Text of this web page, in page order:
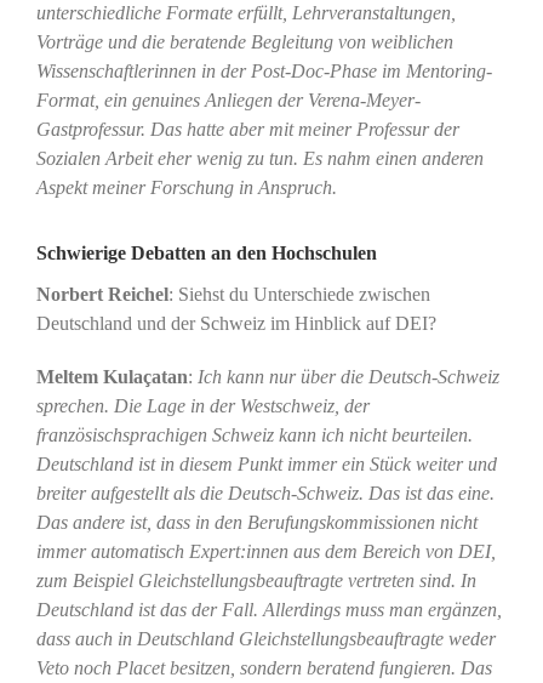
unterschiedliche Formate erfüllt, Lehrveranstaltungen,
Vorträge und die beratende Begleitung von weiblichen
Wissenschaftlerinnen in der Post-Doc-Phase im Mentoring-
Format, ein genuines Anliegen der Verena-Meyer-
Gastprofessur. Das hatte aber mit meiner Professur der
Sozialen Arbeit eher wenig zu tun. Es nahm einen anderen
Aspekt meiner Forschung in Anspruch.
Schwierige Debatten an den Hochschulen
Norbert Reichel: Siehst du Unterschiede zwischen
Deutschland und der Schweiz im Hinblick auf DEI?
Meltem Kulaçatan: Ich kann nur über die Deutsch-Schweiz
sprechen. Die Lage in der Westschweiz, der
französischsprachigen Schweiz kann ich nicht beurteilen.
Deutschland ist in diesem Punkt immer ein Stück weiter und
breiter aufgestellt als die Deutsch-Schweiz. Das ist das eine.
Das andere ist, dass in den Berufungskommissionen nicht
immer automatisch Expert:innen aus dem Bereich von DEI,
zum Beispiel Gleichstellungsbeauftragte vertreten sind. In
Deutschland ist das der Fall. Allerdings muss man ergänzen,
dass auch in Deutschland Gleichstellungsbeauftragte weder
Veto noch Placet besitzen, sondern beratend fungieren. Das